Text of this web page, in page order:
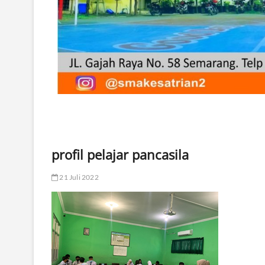
profil pelajar pancasila
21 Juli 2022